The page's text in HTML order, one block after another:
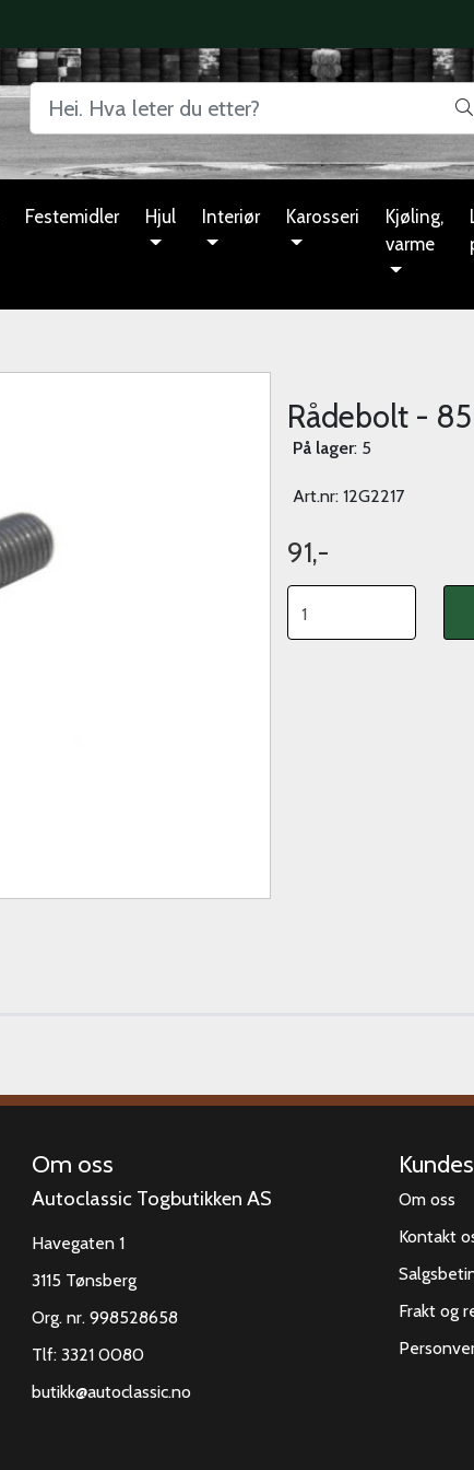
Festemidler Hjul Interiør Karosseri
Kjøling,
varme
Rådebolt -
På lager: 5
Art.nr: 12G2217
91,-
Om oss
Autoclassic Togbutikken AS
Havegaten 1
3115 Tønsberg
Org. nr. 998528658
Tlf: 3321 0080
butikk@autoclassic.no
Om oss
Kontakt
Frakt og